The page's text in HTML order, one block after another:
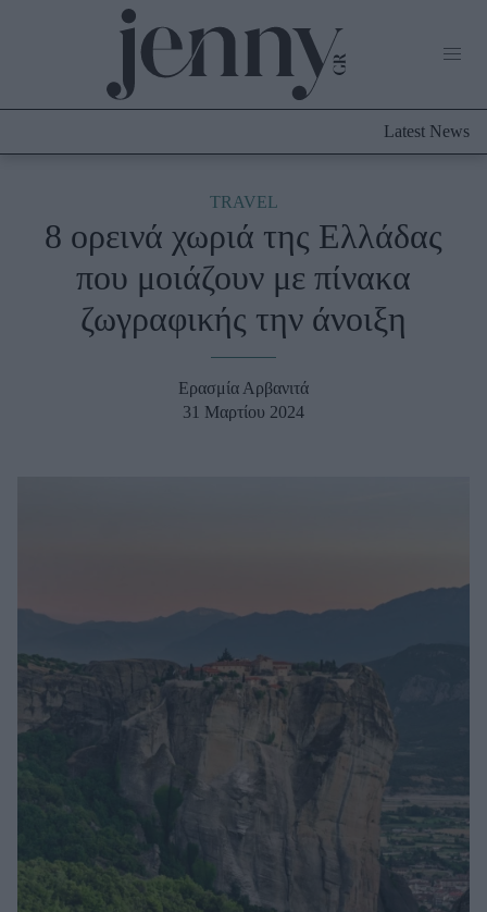
Culture
Fashion
Shopping
Styling Tips
Fashion News
Beauty - Ομορφιά
Υγεία + Διατροφή
Σχέσεις & Σεξ
Fitness
Real Women
Latest News
TRAVEL
8 ορεινά χωριά της Ελλάδας
που μοιάζουν με πίνακα
ζωγραφικής την άνοιξη
Ερασμία Αρβανιτά
31 Μαρτίου 2024